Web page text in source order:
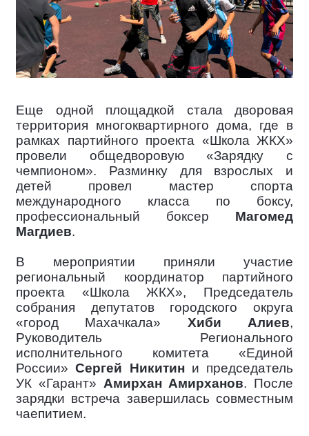
Еще одной площадкой стала дворовая
территория многоквартирного дома, где в
рамках партийного проекта «Школа ЖКХ»
провели общедворовую «Зарядку с
чемпионом». Разминку для взрослых и
детей провел мастер спорта
международного класса по боксу,
профессиональный боксер Магомед
Магдиев.
В мероприятии приняли участие
региональный координатор партийного
проекта «Школа ЖКХ», Председатель
собрания депутатов городского округа
«город Махачкала» Хиби Алиев,
Руководитель Регионального
исполнительного комитета «Единой
России»Сергей Никитини председатель
УК «Гарант» Амирхан Амирханов. После
зарядки встреча завершилась совместным
чаепитием.